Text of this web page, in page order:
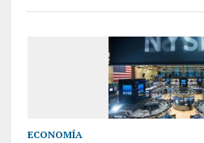
ECONOMÍA